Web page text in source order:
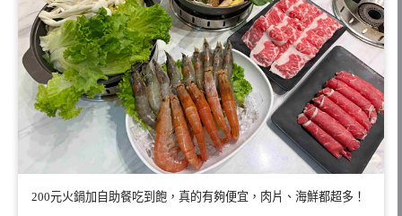
200元火鍋加自助餐吃到飽，真的有夠便宜，肉片、海鮮都超多！